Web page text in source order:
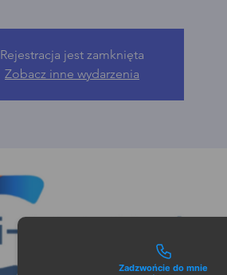
Rejestracja jest zamknięta
Zobacz inne wydarzenia
Możliwości kontaktu
Zadzwońcie do mnie